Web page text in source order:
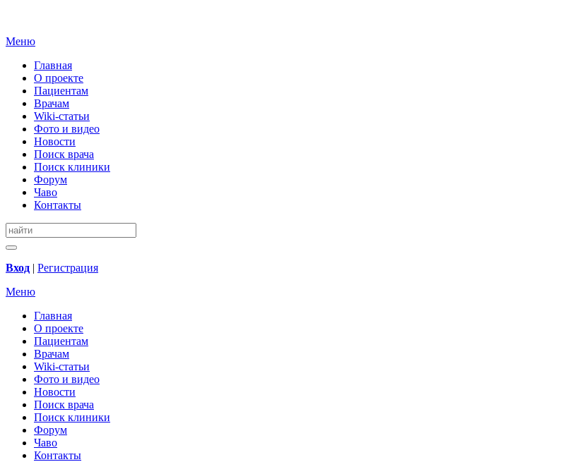
Меню
Главная
О проекте
Пациентам
Врачам
Wiki-статьи
Фото и видео
Новости
Поиск врача
Поиск клиники
Форум
Чаво
Контакты
Вход | Регистрация
Меню
Главная
О проекте
Пациентам
Врачам
Wiki-статьи
Фото и видео
Новости
Поиск врача
Поиск клиники
Форум
Чаво
Контакты